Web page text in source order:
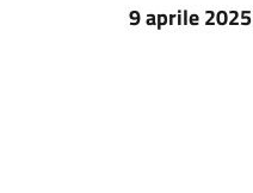
9 aprile 2025